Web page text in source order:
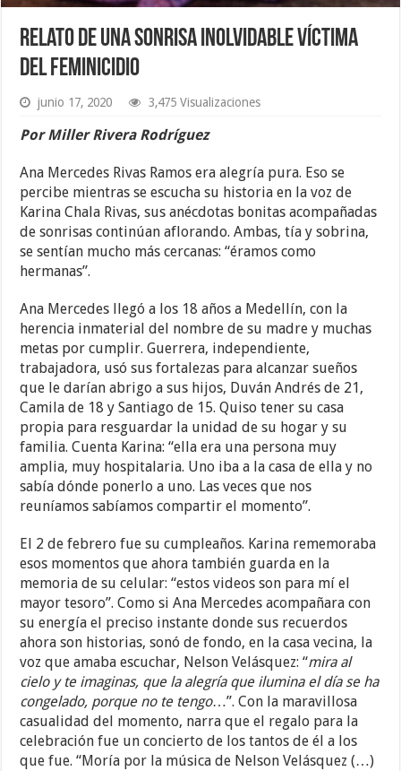
Relato de una sonrisa inolvidable víctima
del feminicidio
junio 17, 2020 3,475 Visualizaciones
Por Miller Rivera Rodríguez
Ana Mercedes Rivas Ramos era alegría pura. Eso se
percibe mientras se escucha su historia en la voz de
Karina Chala Rivas, sus anécdotas bonitas acompañadas
de sonrisas continúan aflorando. Ambas, tía y sobrina,
se sentían mucho más cercanas: “éramos como
hermanas”.
Ana Mercedes llegó a los 18 años a Medellín, con la
herencia inmaterial del nombre de su madre y muchas
metas por cumplir. Guerrera, independiente,
trabajadora, usó sus fortalezas para alcanzar sueños
que le darían abrigo a sus hijos, Duván Andrés de 21,
Camila de 18 y Santiago de 15. Quiso tener su casa
propia para resguardar la unidad de su hogar y su
familia. Cuenta Karina: “ella era una persona muy
amplia, muy hospitalaria. Uno iba a la casa de ella y no
sabía dónde ponerlo a uno. Las veces que nos
reuníamos sabíamos compartir el momento”.
El 2 de febrero fue su cumpleaños. Karina rememoraba
esos momentos que ahora también guarda en la
memoria de su celular: “estos videos son para mí el
mayor tesoro”. Como si Ana Mercedes acompañara con
su energía el preciso instante donde sus recuerdos
ahora son historias, sonó de fondo, en la casa vecina, la
voz que amaba escuchar, Nelson Velásquez: “mira al
cielo y te imaginas, que la alegría que ilumina el día se ha
congelado, porque no te tengo…”. Con la maravillosa
casualidad del momento, narra que el regalo para la
celebración fue un concierto de los tantos de él a los
que fue. “Moría por la música de Nelson Velásquez (…)